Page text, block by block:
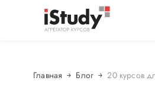
Главная Блог 20 курсов